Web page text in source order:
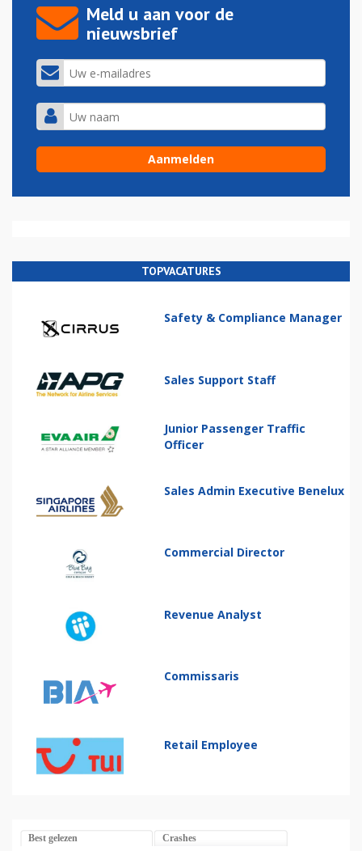
Meld u aan voor de
nieuwsbrief
TOPVACATURES
Safety & Compliance Manager
Sales Support Staff
Junior Passenger Traffic
Officer
Sales Admin Executive Benelux
Commercial Director
Revenue Analyst
Commissaris
Retail Employee
Best gelezen Crashes